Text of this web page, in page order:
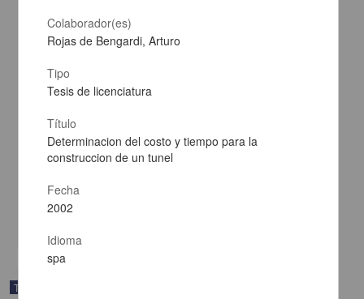
Analisis de las presiones del agua en el nucleo impermeable de la
Presa Falcon, Tamaulipas
Ingenierías
Trabajo de grado
Colaborador(es)
Rojas de Bengardi, Arturo
Tipo
Tesis de licenciatura
Título
Determinacion del costo y tiempo para la
construccion de un tunel
Fecha
2002
Idioma
spa